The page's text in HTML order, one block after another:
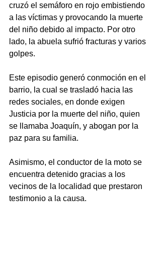
cruzó el semáforo en rojo embistiendo
a las víctimas y provocando la muerte
del niño debido al impacto. Por otro
lado, la abuela sufrió fracturas y varios
golpes.
Este episodio generó conmoción en el
barrio, la cual se trasladó hacia las
redes sociales, en donde exigen
Justicia por la muerte del niño, quien
se llamaba Joaquín, y abogan por la
paz para su familia.
Asimismo, el conductor de la moto se
encuentra detenido gracias a los
vecinos de la localidad que prestaron
testimonio a la causa.